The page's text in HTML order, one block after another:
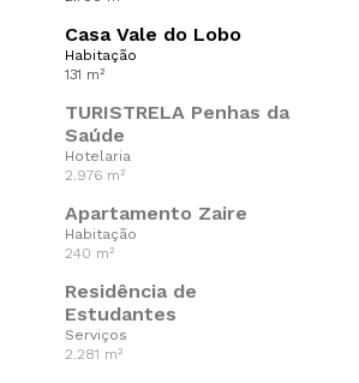
Casa Vale do Lobo
Habitação
131 m²
TURISTRELA Penhas da
Saúde
Hotelaria
2.976 m²
Apartamento Zaire
Habitação
240 m²
Residência de
Estudantes
Serviços
2.281 m²